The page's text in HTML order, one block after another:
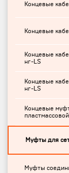
Концевые
Концевые
Концевые
нг-LS
Концевые
нг-LS
Концевые
Муфты для
Муфты